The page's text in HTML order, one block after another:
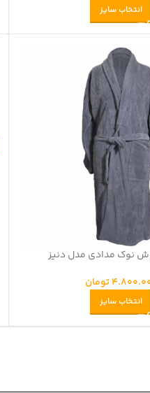
انتخاب سایز
نوک مدادی مدل دنیز
تومان
انتخاب سایز